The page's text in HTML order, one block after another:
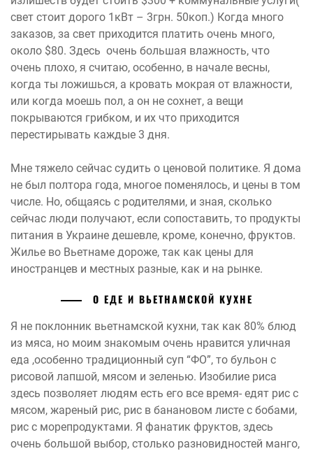
свет стоит дорого 1кВт – 3грн. 50коп.) Когда много
заказов, за свет приходится платить очень много,
около $80. Здесь очень большая влажность, что
очень плохо, я считаю, особенно, в начале весны,
когда ты ложишься, а кровать мокрая от влажности,
или когда моешь пол, а он не сохнет, а вещи
покрываются грибком, и их что приходится
перестирывать каждые 3 дня.
Мне тяжело сейчас судить о ценовой политике. Я дома
не был полтора года, многое поменялось, и цены в том
числе. Но, общаясь с родителями, и зная, сколько
сейчас люди получают, если сопоставить, то продукты
питания в Украине дешевле, кроме, конечно, фруктов.
Жилье во Вьетнаме дороже, так как цены для
иностранцев и местных разные, как и на рынке.
О ЕДЕ И ВЬЕТНАМСКОЙ КУХНЕ
Я не поклонник вьетнамской кухни, так как 80% блюд
из мяса, но моим знакомым очень нравится уличная
еда ,особенно традиционный суп “ФО”, то бульон с
рисовой лапшой, мясом и зеленью. Изобилие риса
здесь позволяет людям есть его все время- едят рис с
мясом, жареный рис, рис в банановом листе с бобами,
рис с морепродуктами. Я фанатик фруктов, здесь
очень большой выбор, столько разновидностей манго,